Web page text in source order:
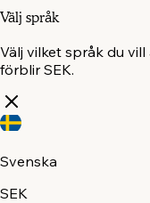
Välj språk
Välj vilket språk du
förblir SEK.
Svenska
SEK